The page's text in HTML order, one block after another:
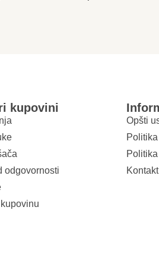
kupovini
odgovornosti
Opšti
Kontakt